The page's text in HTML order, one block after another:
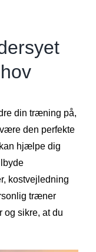
din træning på,
den perfekte
hjælpe dig
kostvejledning
træner
og sikre, at du